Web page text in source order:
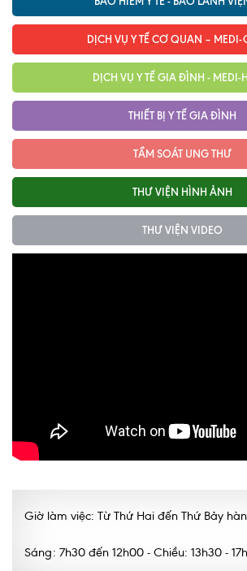
Bảo hiểm Y tế
Bảo lãnh viện phí
TUYỂN DỤNG TRA
DỊCH VỤ Y TẾ CƠ QUAN – MEDI-
DỊCH VỤ Y TẾ GIA ĐÌNH - MEDI-
THIẾT BỊ Y TẾ GIA ĐÌNH
TẦM SOÁT UNG THƯ
THƯ VIỆN HÌNH ẢNH
THƯ VIỆN VIDEO
Giờ làm việc: Từ Thứ Hai đến Thứ Bảy
Sáng: 7h30 đến 12h00 - Chiều: 13h30 -